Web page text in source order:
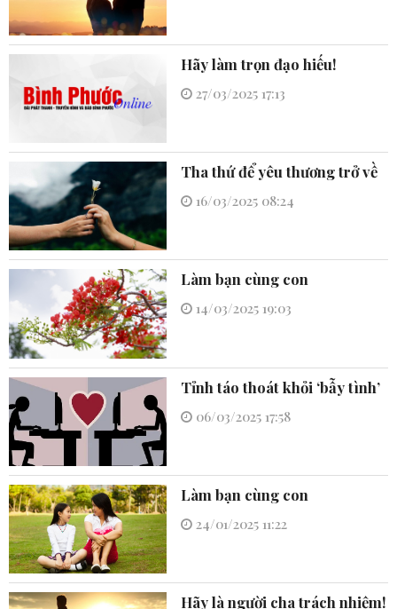
Hãy làm trọn đạo hiếu!
27/03/2025 17:13
Tha thứ để yêu thương trở về
16/03/2025 08:24
Làm bạn cùng con
14/03/2025 19:03
Tỉnh táo thoát khỏi ‘bẫy tình’
06/03/2025 17:58
Làm bạn cùng con
24/01/2025 11:22
Hãy là người cha trách nhiệm!